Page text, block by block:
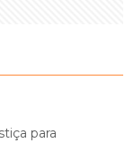
para